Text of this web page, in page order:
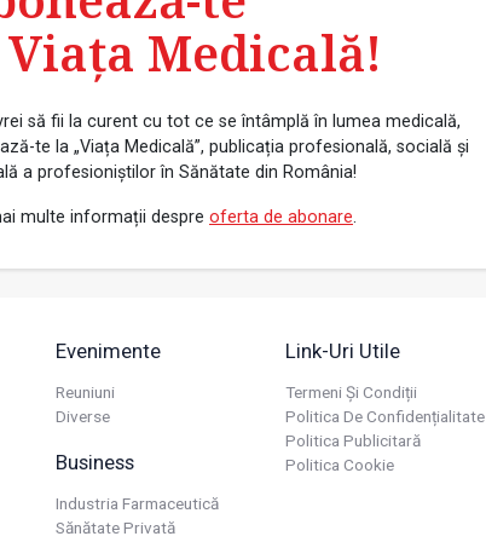
Medicală!
să fii la curent cu tot ce se întâmplă în lumea medicală,
te la „Viața Medicală”, publicația profesională, socială și
a profesioniștilor în Sănătate din România!
multe informații despre oferta de abonare.
Evenimente
Reuniuni
Diverse
Business
Industria Farmaceutică
Sănătate Privată
Link-Uri Utile
Termeni Și Condiții
Politica De Confidențialitate
Politica Publicitară
Politica Cookie